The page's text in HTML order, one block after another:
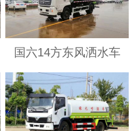
国六14方东风洒水车